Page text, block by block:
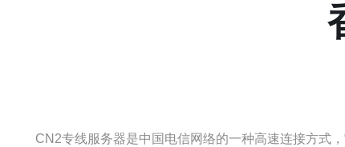
CN2专线服务器是中国电信网络的一种高速连接方式